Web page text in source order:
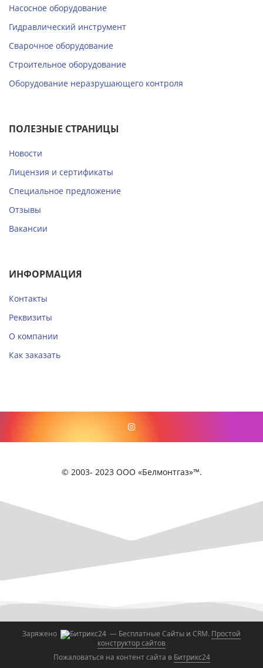
Насосное оборудование
Гидравлический инструмент
Сварочное оборудование
Строительное оборудование
Оборудование неразрушающего контроля
ПОЛЕЗНЫЕ СТРАНИЦЫ
Новости
Лицензия и сертификаты
Специальное предложение
Отзывы
Вакансии
ИНФОРМАЦИЯ
Контакты
Реквизиты
О компании
Как заказать
© 2003- 2023 ООО «Белмонтгаз»™.
Заряжено — Бесплатные Сайты и CRM. Простой
конструктор сайтов
Пожаловаться на контент cайта в Битрикс24